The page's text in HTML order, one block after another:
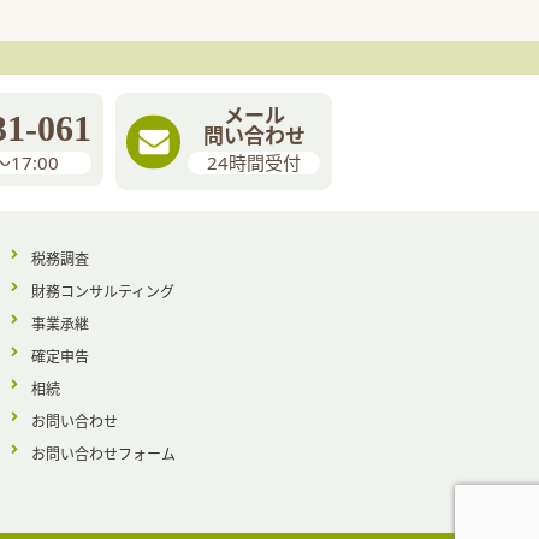
061
17:00
メール
問い合わせ
24時間受付
税務調査
財務コンサルティング
事業承継
確定申告
相続
お問い合わせ
お問い合わせフォーム